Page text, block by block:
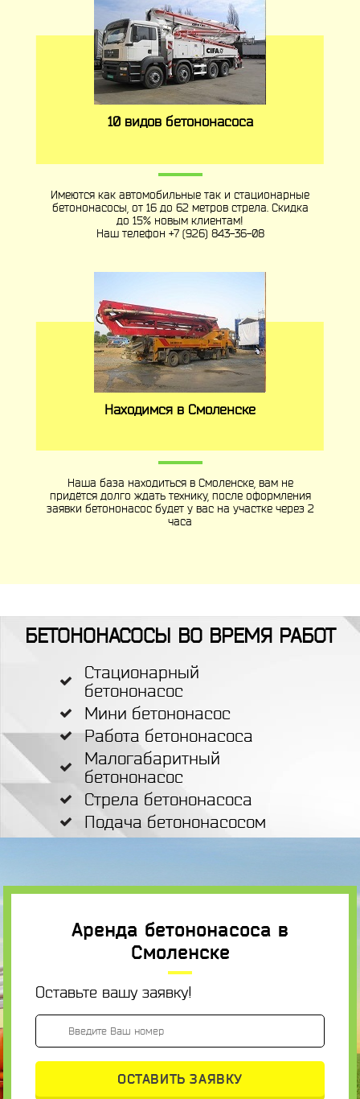
10 видов бетононасоса
Имеются как автомобильные так и стационарные
бетононасосы, от 16 до 62 метров стрела. Скидка
до 15% новым клиентам!
Наш телефон +7 (926) 843-36-08
Находимся в Смоленске
Наша база находиться в Смоленске, вам не
придётся долго ждать технику, после оформления
заявки бетононасос будет у вас на участке через 2
часа
БЕТОНОНАСОСЫ ВО ВРЕМЯ РАБОТ
Стационарный
бетононасос
Мини бетононасос
Работа бетононасоса
Малогабаритный
бетононасос
Стрела бетононасоса
Подача бетононасосом
Аренда бетононасоса в
Смоленске
Оставьте вашу заявку!